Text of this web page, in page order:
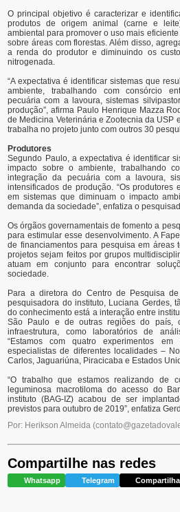
O principal objetivo é caracterizar e
produtos de origem animal (carne e
ambiental para promover o uso mais
sobre áreas com florestas. Além disso,
a renda do produtor e diminuindo os
nitrogenada.
“A expectativa é identificar sistemas que
ambiente, trabalhando com consórcio
pecuária com a lavoura, sistemas
produção”, afirma Paulo Henrique Mazza
de Medicina Veterinária e Zootecnia da USP
trabalha no projeto junto com outros 30
Produtores
Segundo Paulo, a expectativa é identificar
impacto sobre o ambiente, trabalhando
integração da pecuária com a lavoura,
intensificados de produção. “Os produtores
em sistemas que diminuam o impacto
demanda da sociedade”, enfatiza o
Os órgãos governamentais de fomento a
para estimular esse desenvolvimento. A
de financiamentos para pesquisa em áreas
projetos sejam feitos por grupos
atuam em conjunto para encontrar
sociedade.
Para a diretora do Centro de Pesquisa
pesquisadora do instituto, Luciana Gerdes,
do conhecimento está a interação entre
São Paulo e de outras regiões do país,
infraestrutura, como laboratórios de
“Estamos com quatro experimentos em
especialistas de diferentes localidades –
Carlos, Jaguariúna, Piracicaba e Estados
“O trabalho que estamos realizando de
leguminosa macrotiloma do acesso do
instituto (BAG-IZ) acabou de ser
previstos para outubro de 2019”, enfatiza
Por: Herikson Almeida (
Compartilhe nas redes
Whatsapp Telegram